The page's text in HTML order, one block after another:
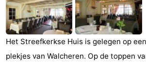
Vakantiehuizen
Last
minutes
Strand
Het Streefkerkse Huis is gelegen op
plekjes van Walcheren. Op de toppen